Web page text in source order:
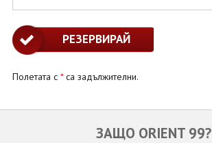
Полетата с *са задължителни.
ЗАЩО ORIENT 99?